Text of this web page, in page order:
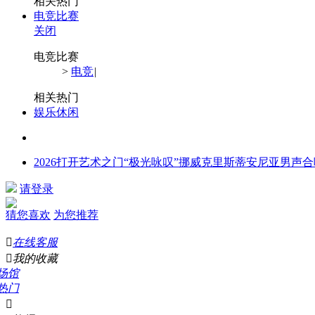
电竞比赛
关闭
电竞比赛
> 电竞|
相关热门
娱乐休闲
2026打开艺术之门“极光咏叹”挪威克里斯蒂安尼亚男声
请登录
猜您喜欢 为您推荐
在线客服
我的收藏
馆
门
